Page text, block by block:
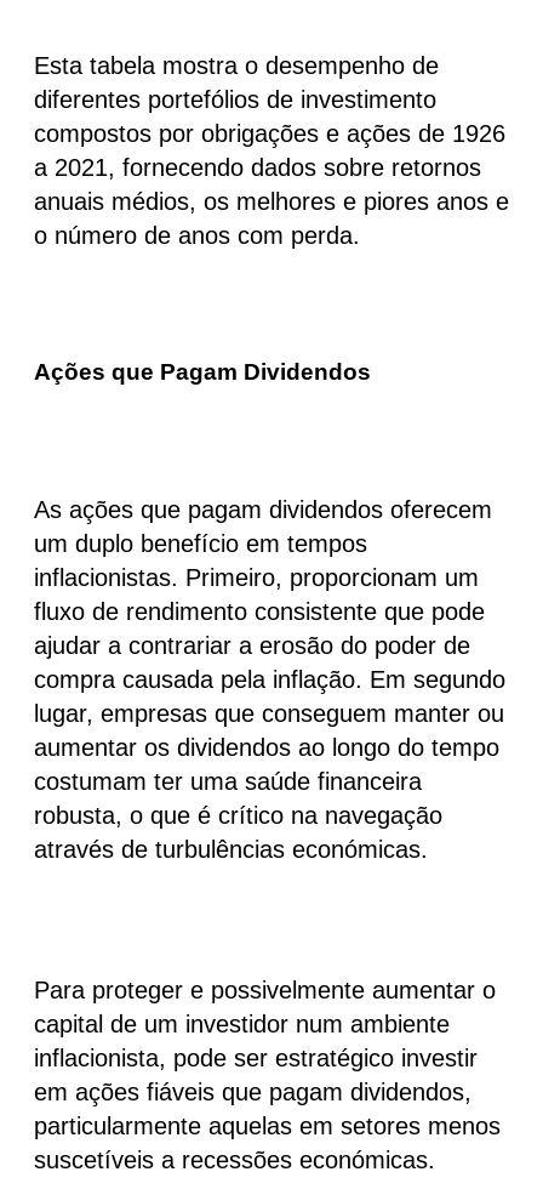
Esta tabela mostra o desempenho de
diferentes portefólios de investimento
compostos por obrigações e ações de 1926
a 2021, fornecendo dados sobre retornos
anuais médios, os melhores e piores anos e
o número de anos com perda.
Ações que Pagam Dividendos
As ações que pagam dividendos oferecem
um duplo benefício em tempos
inflacionistas. Primeiro, proporcionam um
fluxo de rendimento consistente que pode
ajudar a contrariar a erosão do poder de
compra causada pela inflação. Em segundo
lugar, empresas que conseguem manter ou
aumentar os dividendos ao longo do tempo
costumam ter uma saúde financeira
robusta, o que é crítico na navegação
através de turbulências económicas.
Para proteger e possivelmente aumentar o
capital de um investidor num ambiente
inflacionista, pode ser estratégico investir
em ações fiáveis que pagam dividendos,
particularmente aquelas em setores menos
suscetíveis a recessões económicas.